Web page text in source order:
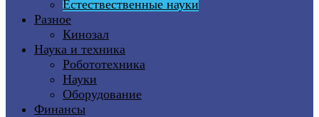
Естествественные науки
Разное
Кинозал
Наука и техника
Робототехника
Науки
Оборудование
Финансы